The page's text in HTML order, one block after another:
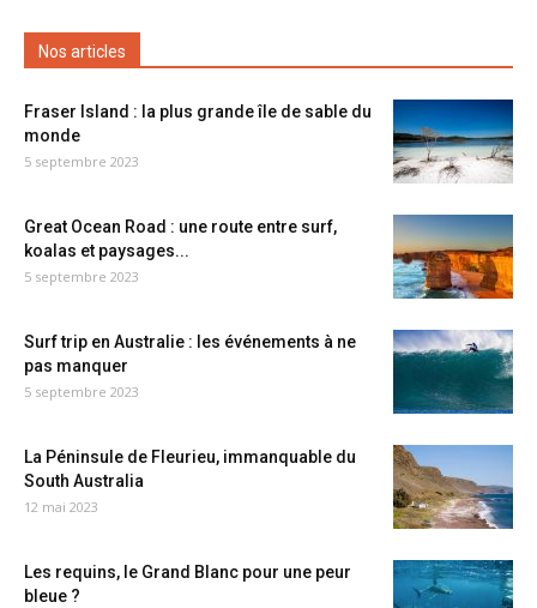
Nos articles
Fraser Island : la plus grande île de sable du
monde
5 septembre 2023
Great Ocean Road : une route entre surf,
koalas et paysages...
5 septembre 2023
Surf trip en Australie : les événements à ne
pas manquer
5 septembre 2023
La Péninsule de Fleurieu, immanquable du
South Australia
12 mai 2023
Les requins, le Grand Blanc pour une peur
bleue ?